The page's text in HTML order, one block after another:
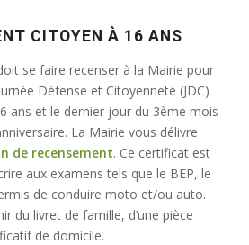
CITOYEN À 16 ANS
se faire recenser à la Mairie pour
Défense et Citoyenneté (JDC)
ans et le dernier jour du 3ème mois
La Mairie vous délivre
de recensement. Ce certificat est
aux examens tels que le BEP, le
de conduire moto et/ou auto.
du livret de famille, d’une pièce
de domicile.